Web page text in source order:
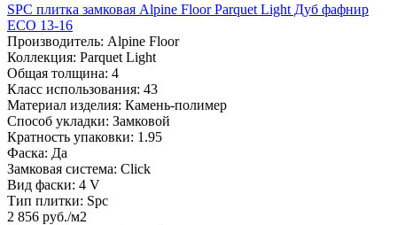
SPC плитка замковая Alpine Floor Parquet Light Дуб фафнир
ЕСО 13-16
Производитель: Alpine Floor
Коллекция: Parquet Light
Общая толщина: 4
Класс использования: 43
Материал изделия: Камень-полимер
Способ укладки: Замковой
Кратность упаковки: 1.95
Фаска: Да
Замковая система: Click
Вид фаски: 4 V
Тип плитки: Spc
2 856 руб./м2